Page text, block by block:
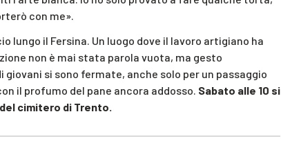
con me».
lungo il Fersina. Un luogo dove il lavoro artigiano ha
non è mai stata parola vuota, ma gesto
giovani si sono fermate, anche solo per un passaggio
il profumo del pane ancora addosso. Sabato alle 10 si
cimitero di Trento.